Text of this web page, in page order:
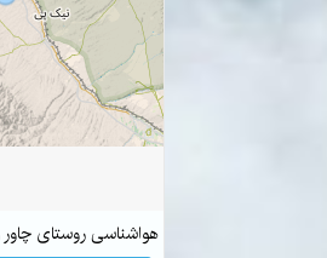
هواشناسی روستای